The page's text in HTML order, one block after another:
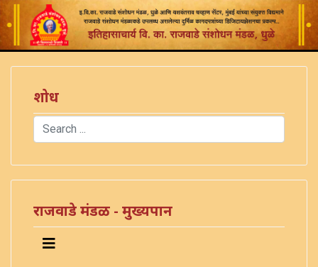
शोध
Search
राजवाडे मंडळ - मुख्यपान